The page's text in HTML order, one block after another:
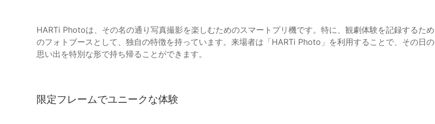
HARTi Photoは、その名の通り写真撮影を楽しむためのスマートプリ機です。特に、観劇体験を記録するため
のフォトブースとして、独自の特徴を持っています。来場者は「HARTi Photo」を利用することで、その日の
思い出を特別な形で持ち帰ることができます。
限定フレームでユニークな体験